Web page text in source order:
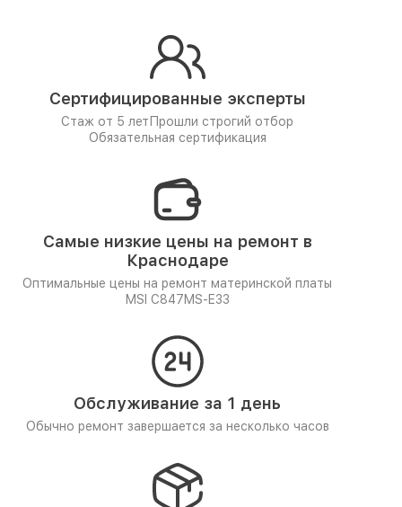
Сертифицированные эксперты
Стаж от 5 лет Прошли строгий отбор
Обязательная сертификация
Самые низкие цены на ремонт в
Краснодаре
Оптимальные цены на ремонт материнской платы
MSI C847MS-E33
Обслуживание за 1 день
Обычно ремонт завершается за несколько часов